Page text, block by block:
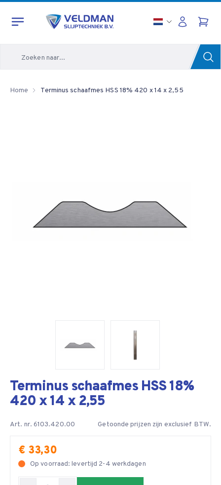
Home Terminus schaafmes HSS 18% 420 x 14 x 2,55
Terminus schaafmes HSS 18%
420 x 14 x 2,55
Art. nr. 6103.420.00 Getoonde prijzen zijn exclusief BTW.
€ 33,30
Op voorraad: levertijd 2-4 werkdagen